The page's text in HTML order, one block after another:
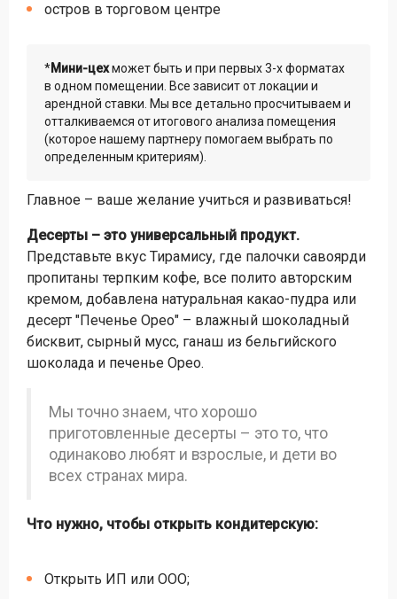
остров в торговом центре
*Мини-цехможет быть и при первых 3-х форматах
в одном помещении. Все зависит от локации и
арендной ставки. Мы все детально просчитываем и
отталкиваемся от итогового анализа помещения
(которое нашему партнеру помогаем выбрать по
определенным критериям).
Главное – ваше желание учиться и развиваться!
Десерты – это универсальный продукт.
Представьте вкус Тирамису, где палочки савоярди
пропитаны терпким кофе, все полито авторским
кремом, добавлена натуральная какао-пудра или
десерт "Печенье Орео" – влажный шоколадный
бисквит, сырный мусс, ганаш из бельгийского
шоколада и печенье Орео.
Мы точно знаем, что хорошо
приготовленные десерты – это то, что
одинаково любят и взрослые, и дети во
всех странах мира.
Что нужно, чтобы открыть кондитерскую:
Открыть ИП или ООО;